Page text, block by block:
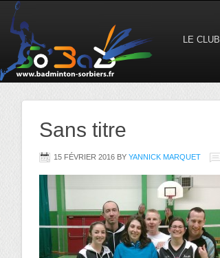
LE CLUB
Sans titre
15 FÉVRIER 2016 BY YANNICK MARQUET